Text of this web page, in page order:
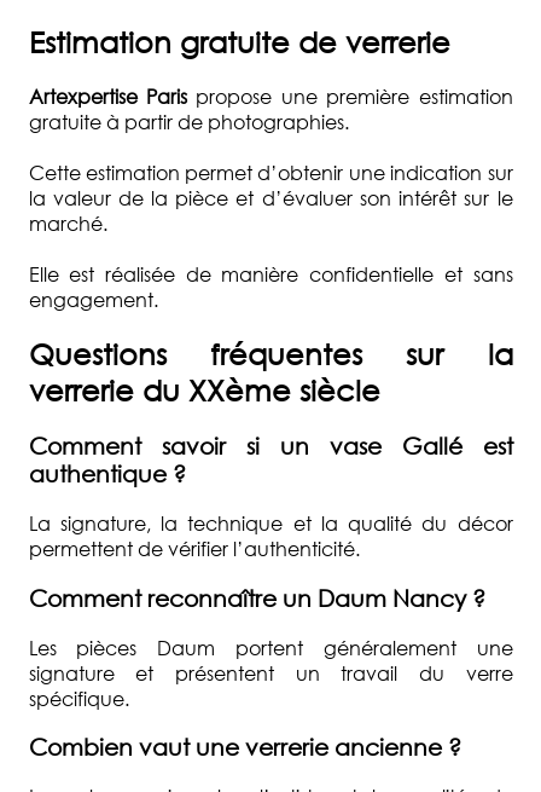
Estimation gratuite de verrerie
Artexpertise Parispropose une première estimation
gratuite à partir de photographies.
Cette estimation permet d’obtenir une indication sur
la valeur de la pièce et d’évaluer son intérêt sur le
marché.
Elle est réalisée de manière confidentielle et sans
engagement.
Questions fréquentes sur la
verrerie du XXème siècle
Comment savoir si un vase Gallé est
authentique ?
La signature, la technique et la qualité du décor
permettent de vérifier l’authenticité.
Comment reconnaître un Daum Nancy ?
Les pièces Daum portent généralement une
signature et présentent un travail du verre
spécifique.
Combien vaut une verrerie ancienne ?